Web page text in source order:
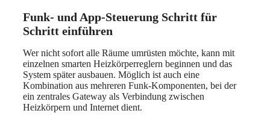
Funk- und App-Steuerung Schritt für
Schritt einführen
Wer nicht sofort alle Räume umrüsten möchte, kann mit
einzelnen smarten Heizkörperreglern beginnen und das
System später ausbauen. Möglich ist auch eine
Kombination aus mehreren Funk-Komponenten, bei der
ein zentrales Gateway als Verbindung zwischen
Heizkörpern und Internet dient.